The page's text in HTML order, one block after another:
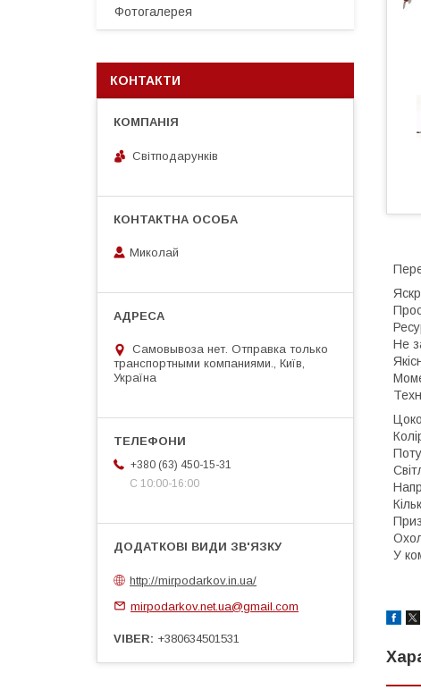
Не
У
Фотогалерея
КОНТАКТИ
Світподарунків
Миколай
Самовывоза нет. Отправка только
транспортными компаниями., Київ,
Україна
+380 (63) 450-15-31
С 10:00-16:00
http://mirpodarkov.in.ua/
mirpodarkov.net.ua@gmail.com
VIBER +380634501531